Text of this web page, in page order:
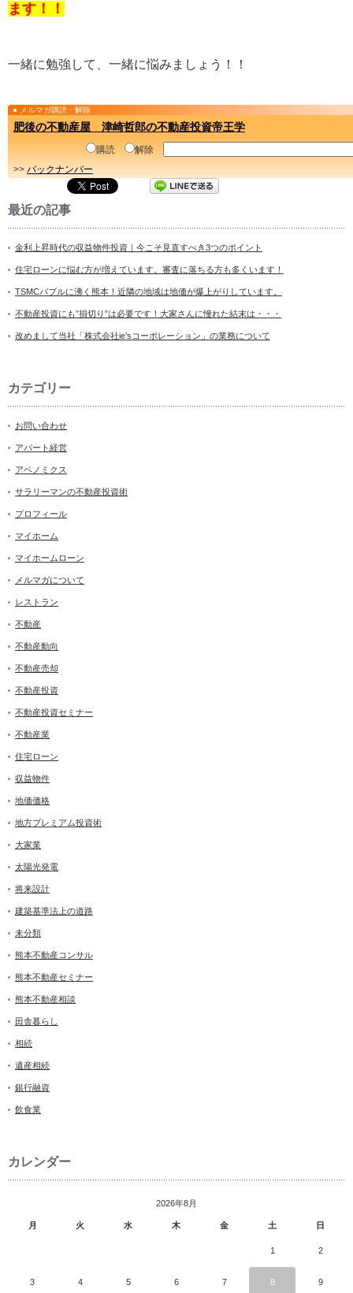
ます！！
一緒に勉強して、一緒に悩みましょう！！
メルマガ購読・解除
肥後の不動産屋 津崎哲郎の不動産投資帝王学
購読
解除
>> バックナンバー
最近の記事
金利上昇時代の収益物件投資｜今こそ見直すべき3つのポイント
住宅ローンに悩む方が増えています。審査に落ちる方も多くいます！
TSMCバブルに沸く熊本！近隣の地域は地価が爆上がりしています。
不動産投資にも”損切り”は必要です！大家さんに憧れた結末は・・・
改めまして当社「株式会社ie’sコーポレーション」の業務について
カテゴリー
お問い合わせ
アパート経営
アベノミクス
サラリーマンの不動産投資術
プロフィール
マイホーム
マイホームローン
メルマガについて
レストラン
不動産
不動産動向
不動産売却
不動産投資
不動産投資セミナー
不動産業
住宅ローン
収益物件
地価価格
地方プレミアム投資術
大家業
太陽光発電
将来設計
建築基準法上の道路
未分類
熊本不動産コンサル
熊本不動産セミナー
熊本不動産相談
田舎暮らし
相続
遺産相続
銀行融資
飲食業
カレンダー
2026年8月
月 火 水 木 金 土 日
1 2
3 4 5 6 7 8 9